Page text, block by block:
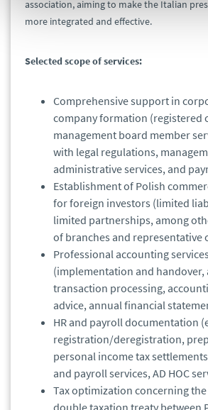
association, aiming to make the Italian
more integrated and effective.
Selected scope of services:
Comprehensive support in
company formation (registered
management board member
with legal regulations,
administrative services, and
Establishment of Polish
for foreign investors (limited
limited partnerships, among
of branches and representative
Professional accounting
(implementation and handover,
transaction processing,
advice, annual financial
HR and payroll documentation
registration/deregistration,
personal income tax
and payroll services, AD HOC
Tax optimization concerning
double taxation treaty between